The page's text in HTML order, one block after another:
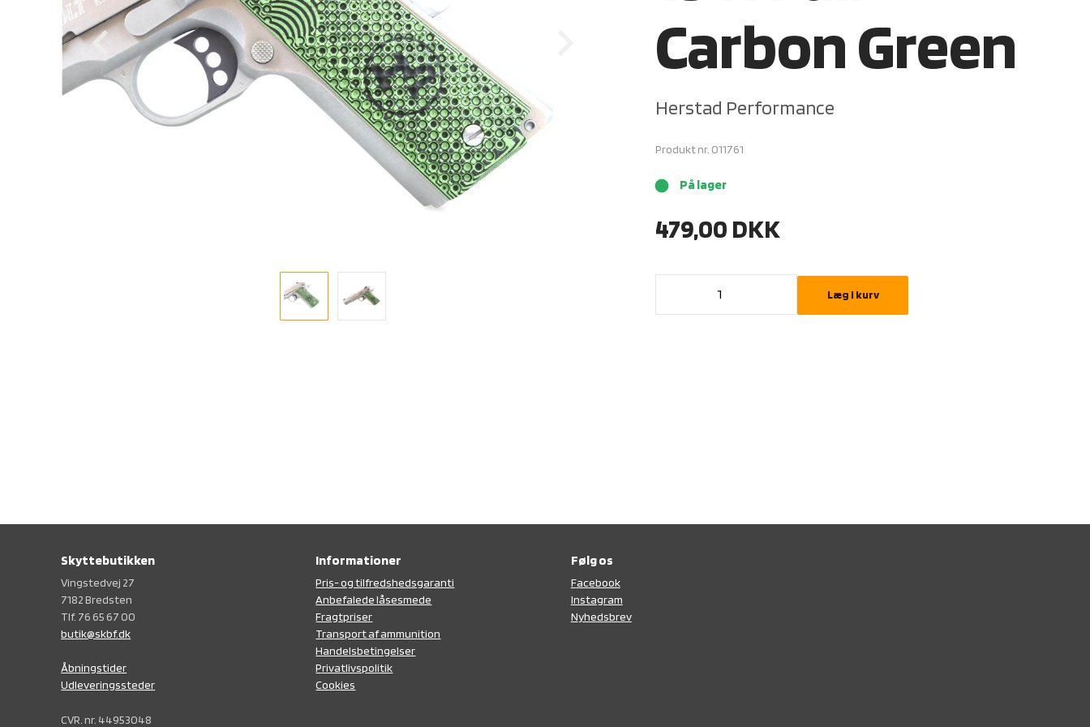
Carbon Green
Herstad Performance
Produkt nr. 011761
brightness_1 På lager
479,00 DKK
Læg i kurv
Skyttebutikken
Vingstedvej 27
7182 Bredsten
Tlf. 76 65 67 00
butik@skbf.dk
Åbningstider
Udleveringssteder
CVR. nr. 44953048
Informationer
Pris- og tilfredshedsgaranti
Anbefalede låsesmede
Fragtpriser
Transport af ammunition
Handelsbetingelser
Privatlivspolitik
Cookies
Følg os
Facebook
Instagram
Nyhedsbrev